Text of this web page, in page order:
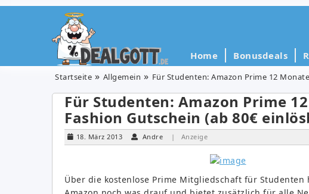
Home Bonusdeals
Startseite Allgemein Für Studenten: Amazon Prime 12
Für Studenten: Amazon Prime
Fashion Gutschein (ab 80€
18. März 2013 Andre | Anzeige
Über die kostenlose Prime Mitgliedschaft für